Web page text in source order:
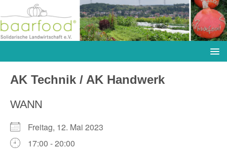
AK Technik / AK Handwerk
WANN
Freitag, 12. Mai 2023
17:00 - 20:00